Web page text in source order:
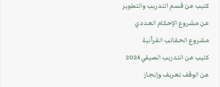
كتيب عن قسم التدريب والتطوير
عن مشروع الإحكام العددي
مشروع الحقائب القرآنية
كتيب عن التدريب الصيفي 2024
عن الوقف تعريف وإنجاز